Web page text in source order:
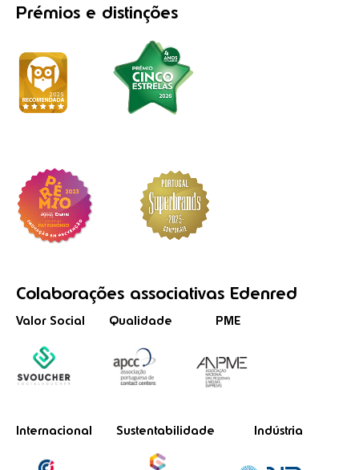
Prémios e distinções
Colaborações associativas Edenred
Valor Social Qualidade PME
Internacional Sustentabilidade Indústria